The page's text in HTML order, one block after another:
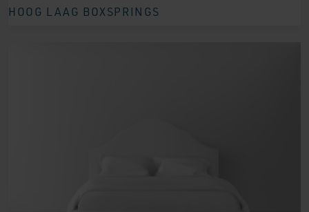
HOOG LAAG BOXSPRINGS